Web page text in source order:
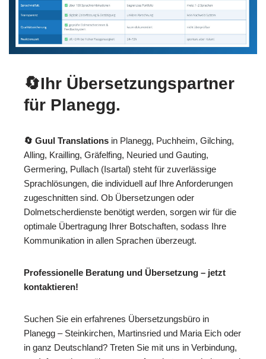
🔄Ihr Übersetzungspartner
für Planegg.
🔄 Guul Translations in Planegg, Puchheim, Gilching,
Alling, Krailling, Gräfelfing, Neuried und Gauting,
Germering, Pullach (Isartal) steht für zuverlässige
Sprachlösungen, die individuell auf Ihre Anforderungen
zugeschnitten sind. Ob Übersetzungen oder
Dolmetscherdienste benötigt werden, sorgen wir für die
optimale Übertragung Ihrer Botschaften, sodass Ihre
Kommunikation in allen Sprachen überzeugt.
Professionelle Beratung und Übersetzung – jetzt
kontaktieren!
Suchen Sie ein erfahrenes Übersetzungsbüro in
Planegg – Steinkirchen, Martinsried und Maria Eich oder
in ganz Deutschland? Treten Sie mit uns in Verbindung,